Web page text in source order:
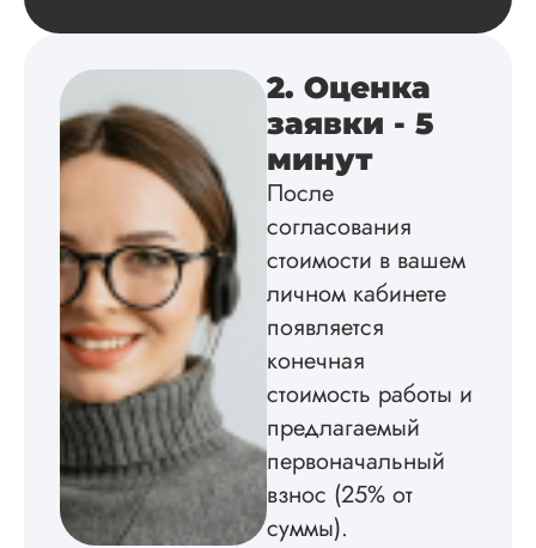
Вид работы:
Дата:2025-02-19
Диссертацию
самостоятельно
подобрал
обосновал
методологию
по результатам
исследования.
Благодарна.
2. Оценка
заявки - 5
минут
После
согласования
стоимости в вашем
личном кабинете
появляется
конечная
стоимость работы и
предлагаемый
первоначальный
взнос (25% от
суммы).